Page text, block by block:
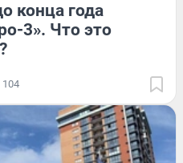
конца года
3». Что это
104